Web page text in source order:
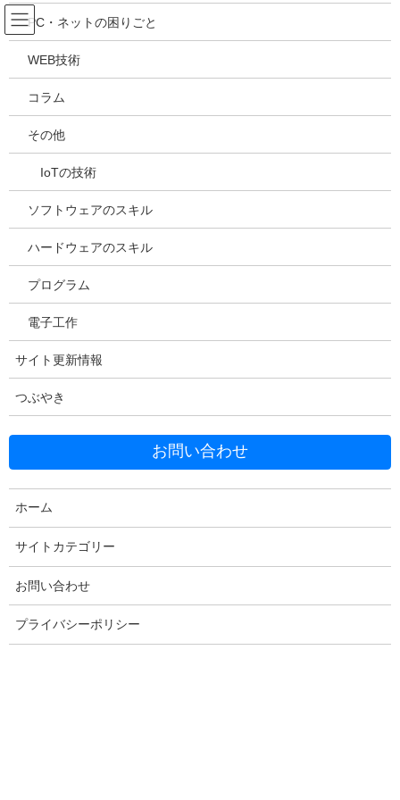
コ
ン
テ
ツ
ス
ッ
ナ
ビ
ゲ
シ
ン
移
吉川万能ＩＴ研究所
メディア
HOME
2021年5月12日
20210512123946
Facebook X Bluesky
Copy
コメントを残す
PC・ネットの困りごと
WEB技術
コラム
その他
IoTの技術
ソフトウェアのスキル
ハードウェアのスキル
プログラム
電子工作
サイト更新情報
つぶやき
お問い合わせ
ホーム
サイトカテゴリー
お問い合わせ
プライバシーポリシー